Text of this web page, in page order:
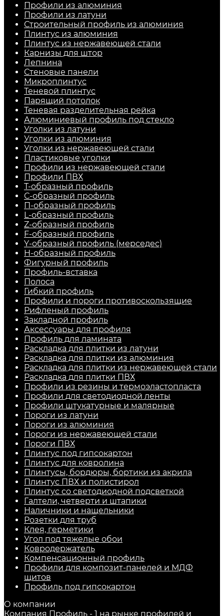
Профили из алюминия
Профили из латуни
Строительный профиль из алюминия
Плинтус из алюминия
Плинтус из нержавеющей стали
Карнизы для штор
Лепнина
Стеновые панели
Микроплинтус
Теневой плинтус
Парящий потолок
Теневая разделительная рейка
Алюминиевый профиль под стекло
Уголки из латуни
Уголки из алюминия
Уголки из нержавеющей стали
Пластиковые уголки
Профили из нержавеющей стали
Профили ПВХ
Т-образный профиль
С-образный профиль
П-образный профиль
L-образный профиль
Z-образный профиль
F-образный профиль
Y-образный профиль (мерседес)
H-образный профиль
Фигурный профиль
Профиль-вставка
Полоса
Гибкий профиль
Профили и пороги противоскользящие
Рифленый профиль
Закладной профиль
Аксессуары для профиля
Профиль для ламината
Раскладка для плитки из латуни
Раскладка для плитки из алюминия
Раскладка для плитки из нержавеющей стали
Раскладка для плитки ПВХ
Профили из резины и термоэластопласта
Профили для светодиодной ленты
Профили штукатурные и малярные
Пороги из латуни
Пороги из алюминия
Пороги из нержавеющей стали
Пороги ПВХ
Плинтус под гипсокартон
Плинтус для ковролина
Плинтусы, бордюры, бортики из акрила
Плинтус ПВХ и полистирол
Плинтус со светодиодной подсветкой
Галтели, четверти и штапики
Наличники и нащельники
Розетки для труб
Клея, герметики
Угол под тяжелые обои
Ковродержатель
Компенсационный профиль
Профили для композит-панелей и МДФ
щитов
Профиль под гипсокартон
О компании
Компания Профиль - 1 на рынке профилей и